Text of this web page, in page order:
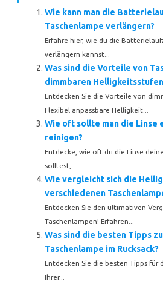
Wie kann man die
Taschenlampe verlängern?
Erfahre hier, wie du die
verlängern kannst...
Was sind die Vorteile von
dimmbaren
Entdecken Sie die Vorteile von
Flexibel anpassbare Helligkeit...
Wie oft sollte man die Linse
reinigen?
Entdecke, wie oft du die Linse
solltest,...
Wie vergleicht sich die
verschiedenen
Entdecken Sie den ultimativen
Taschenlampen! Erfahren...
Was sind die besten Tipps
Taschenlampe im Rucksack?
Entdecken Sie die besten Tipps für
Ihrer...